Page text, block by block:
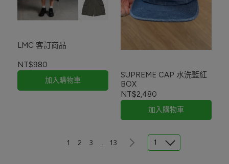
LMC 客訂商品
NT$980
加入購物車
SUPREME CAP 水洗藍紅
BOX
NT$2,480
加入購物車
1 2 3 ... 13 1